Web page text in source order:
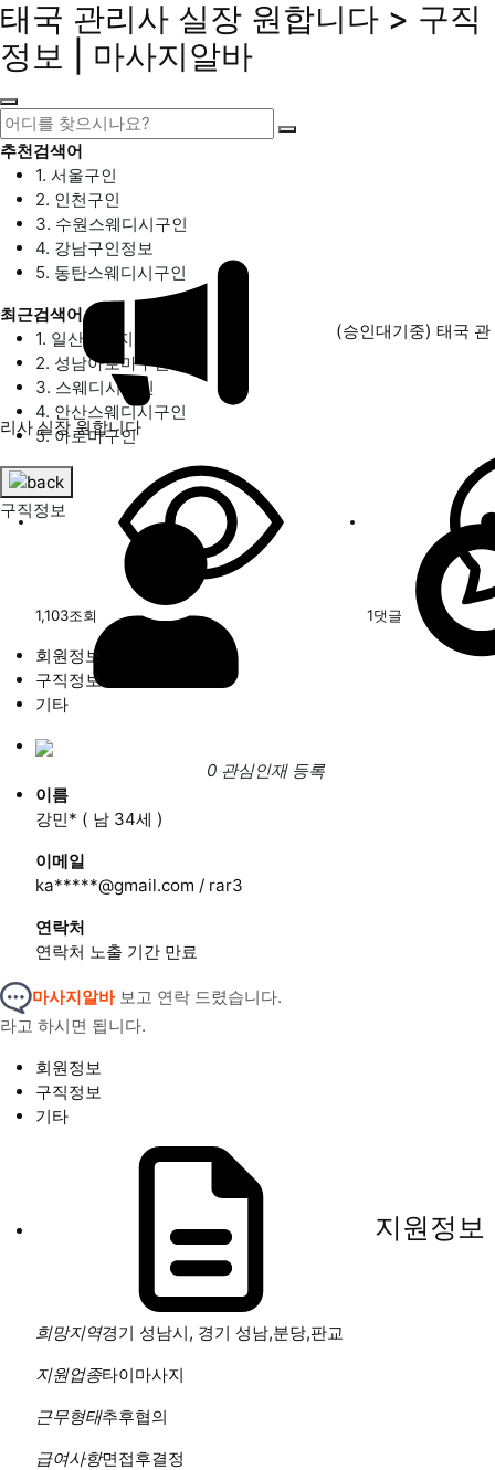
태국 관리사 실장 원합니다 > 구직
정보 | 마사지알바
추천검색어
1. 서울구인
2. 인천구인
3. 수원스웨디시구인
4. 강남구인정보
5. 동탄스웨디시구인
최근검색어
1. 일산마사지구인
2. 성남아로마구인
3. 스웨디시구인
4. 안산스웨디시구인
5. 아로마구인
구직정보
(승인대기중) 태국 관
리사 실장 원합니다
1,103조회 1댓글
회원정보
구직정보
기타
0 관심인재 등록
이름
강민* ( 남 34세 )
이메일
ka*****@gmail.com / rar3
연락처
연락처 노출 기간 만료
마사지알바보고 연락 드렸습니다.
라고 하시면 됩니다.
회원정보
구직정보
기타
지원정보
희망지역경기 성남시, 경기 성남,분당,판교
지원업종타이마사지
근무형태추후협의
급여사항면접후결정